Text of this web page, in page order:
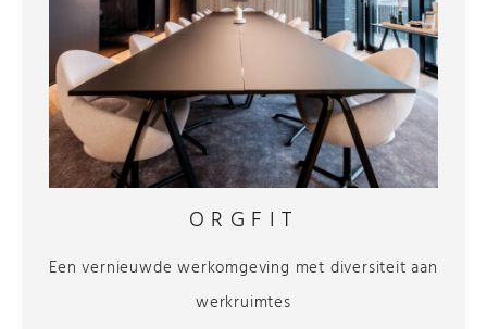
ORGFIT
Een vernieuwde werkomgeving met diversiteit aan
werkruimtes